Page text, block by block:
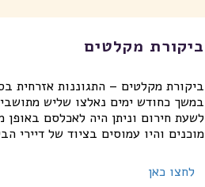
ביקורת מקלטים
ביקורת מקלטים – התגוננות אזרחית
במשך כחודש ימים נאלצו שליש
לשעת חירום וניתן היה לאכלסם
מוכנים והיו עמוסים בציוד של דיירי
לחצו כאן